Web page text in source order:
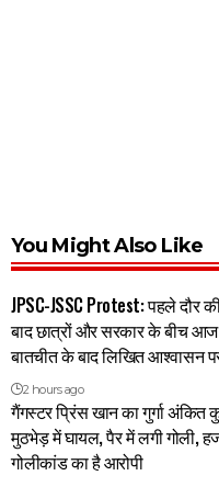
You Might Also Like
JPSC-JSSC Protest: पहले
बाद छात्रों और सरकार के बीच आज
बातचीत के बाद लिखित आश्वासन
2 hours ago
गैंगस्टर प्रिंस खान का गुर्गा अंकित
मुठभेड़ में घायल, पैर में लगी गोली,
गोलीकांड का है आरोपी